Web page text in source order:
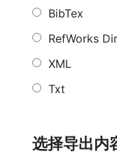
BibTex
RefWorks
XML
Txt
选择导出内